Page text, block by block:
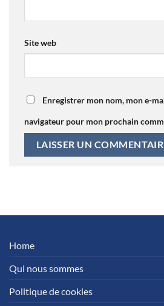
Site web
Enregistrer mon nom, mon e-
navigateur pour mon prochain
Home
Qui nous sommes
Politique de cookies